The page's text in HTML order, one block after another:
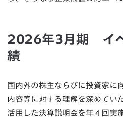
2026年3月期 イ
績
国内外の株主ならびに投資家に
内容等に対する理解を深めてい
活用した決算説明会を年４回実